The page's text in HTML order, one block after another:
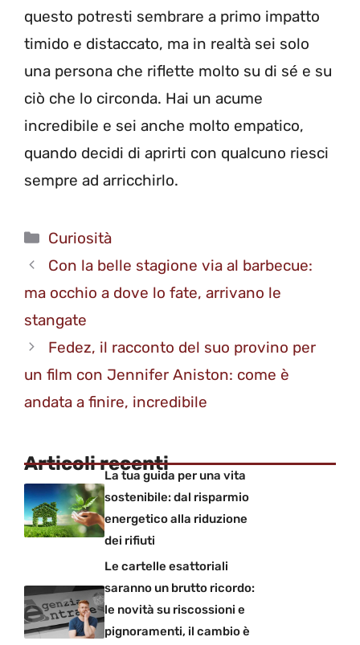
questo potresti sembrare a primo impatto
timido e distaccato, ma in realtà sei solo
una persona che riflette molto su di sé e su
ciò che lo circonda. Hai un acume
incredibile e sei anche molto empatico,
quando decidi di aprirti con qualcuno riesci
sempre ad arricchirlo.
Categorie
Curiosità
Con la belle stagione via al barbecue:
ma occhio a dove lo fate, arrivano le
stangate
Fedez, il racconto del suo provino per
un film con Jennifer Aniston: come è
andata a finire, incredibile
Articoli recenti
La tua guida per una vita
sostenibile: dal risparmio
energetico alla riduzione
dei rifiuti
Le cartelle esattoriali
saranno un brutto ricordo:
le novità su riscossioni e
pignoramenti, il cambio è